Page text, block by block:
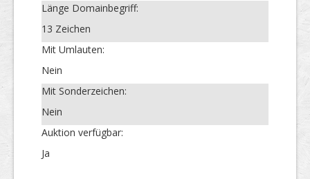
Länge Domainbegriff:
13 Zeichen
Mit Umlauten:
Nein
Mit Sonderzeichen:
Nein
Auktion verfügbar:
Ja